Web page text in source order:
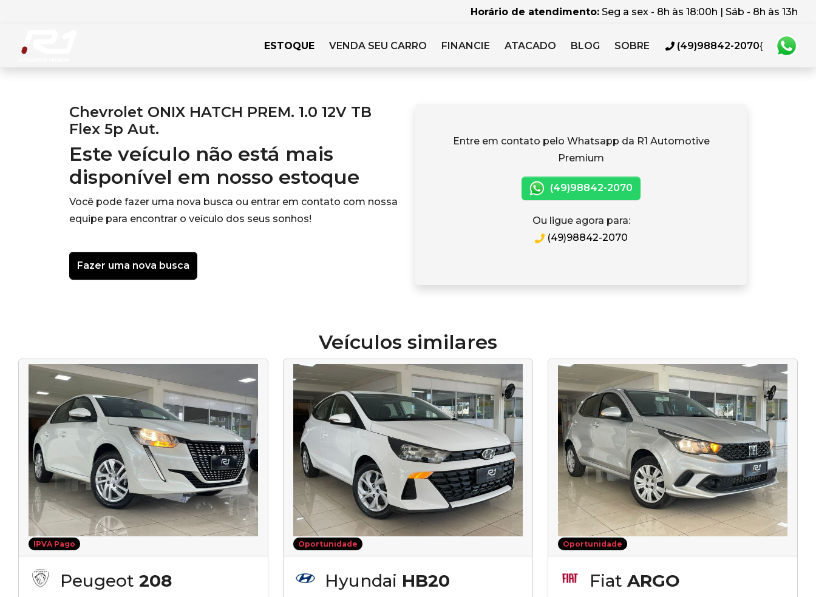
Horário de atendimento: Seg a sex - 8h às 18:00h | Sáb - 8h às 13h
ESTOQUE VENDA SEU CARRO FINANCIE ATACADO BLOG SOBRE (49)98842-2070{
Chevrolet ONIX HATCH PREM. 1.0 12V TB
Flex 5p Aut.
Este veículo não está mais
disponível em nosso estoque
Você pode fazer uma nova busca ou entrar em contato com nossa
equipe para encontrar o veículo dos seus sonhos!
Fazer uma nova busca
Entre em contato pelo Whatsapp da R1 Automotive
Premium
(49)98842-2070
Ou ligue agora para:
(49)98842-2070
Veículos similares
IPVA Pago
Peugeot 208
Oportunidade
Hyundai HB20
Oportunidade
Fiat ARGO